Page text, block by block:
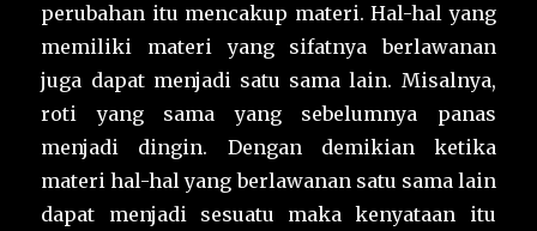
perubahan itu mencakup materi. Hal-hal yang
memiliki materi yang sifatnya berlawanan
juga dapat menjadi satu sama lain. Misalnya,
roti yang sama yang sebelumnya panas
menjadi dingin. Dengan demikian ketika
materi hal-hal yang berlawanan satu sama lain
dapat menjadi sesuatu maka kenyataan itu